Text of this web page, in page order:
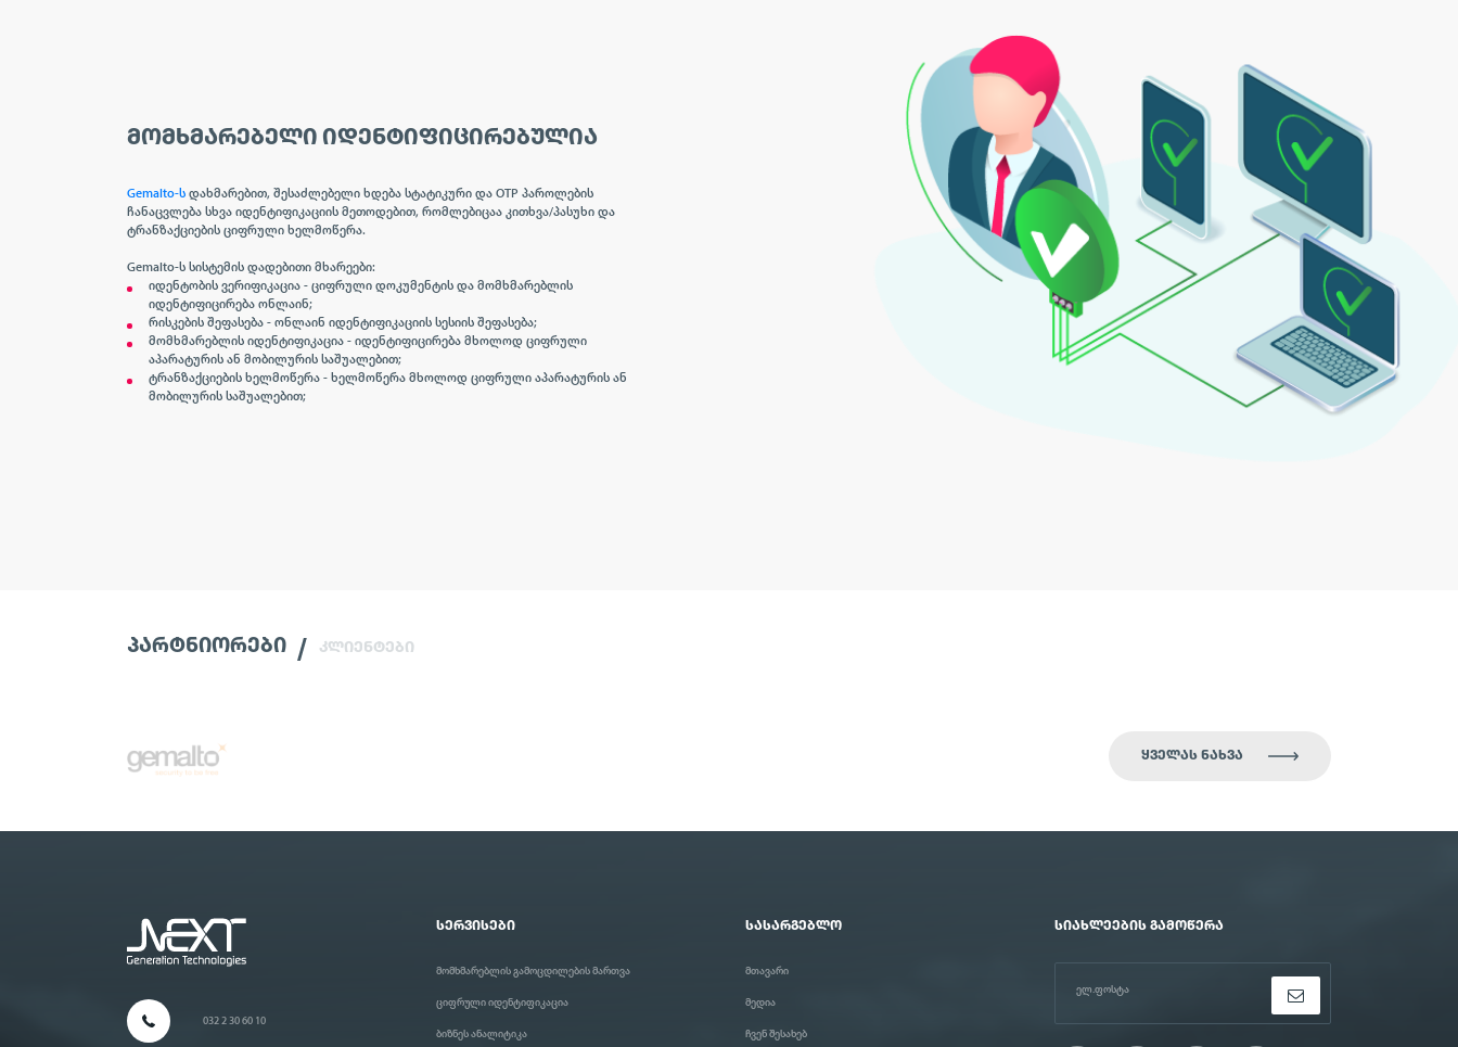
ᲛᲝᲛᲮᲛᲐᲠᲔᲑᲔᲚᲘ ᲘᲓᲔᲜᲢᲘᲤᲘᲪᲘᲠᲔᲑᲣᲚᲘᲐ
Gemalto-ს დახმარებით, შესაძლებელი ხდება სტატიკური და OTP პაროლების
ჩანაცვლება სხვა იდენტიფიკაციის მეთოდებით, რომლებიცაა კითხვა/პასუხი და
ტრანზაქციების ციფრული ხელმოწერა.
Gemalto-ს სისტემის დადებითი მხარეები:
იდენტობის ვერიფიკაცია - ციფრული დოკუმენტის და მომხმარებლის
იდენტიფიცირება ონლაინ;
რისკების შეფასება - ონლაინ იდენტიფიკაციის სესიის შეფასება;
მომხმარებლის იდენტიფიკაცია - იდენტიფიცირება მხოლოდ ციფრული
აპარატურის ან მობილურის საშუალებით;
ტრანზაქციების ხელმოწერა - ხელმოწერა მხოლოდ ციფრული აპარატურის ან
მობილურის საშუალებით;
ᲞᲐᲠᲢᲜᲘᲝᲠᲔᲑᲘ ᲙᲚᲘᲔᲜᲢᲔᲑᲘ
ᲧᲕᲔᲚᲐᲡ ᲜᲐᲮᲕᲐ
032 2 30 60 10
ᲡᲔᲠᲕᲘᲡᲔᲑᲘ
მომხმარებლის გამოცდილების მართვა
ციფრული იდენტიფიკაცია
ბიზნეს ანალიტიკა
ᲡᲐᲡᲐᲠᲒᲔᲑᲚᲝ
მთავარი
მედია
ჩვენ შესახებ
ᲡᲘᲐᲮᲚᲔᲔᲑᲘᲡ ᲒᲐᲛᲝᲬᲔᲠᲐ
ელ.ფოსტა